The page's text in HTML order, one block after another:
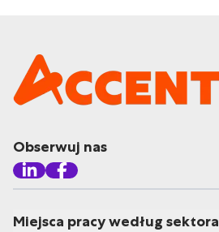
Obserwuj nas
Miejsca pracy według sektora